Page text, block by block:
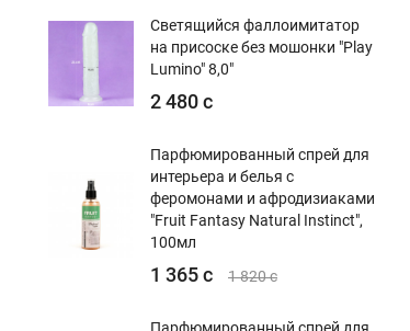
Светящийся фаллоимитатор
на присоске без мошонки "Play
Lumino" 8,0"
2 480 с
Парфюмированный спрей для
интерьера и белья с
феромонами и афродизиаками
"Fruit Fantasy Natural Instinct",
100мл
1 365 с 1 820 с